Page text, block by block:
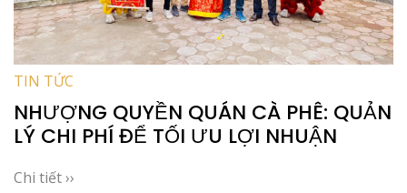
TIN TỨC
NHƯỢNG QUYỀN QUÁN CÀ PHÊ: QUẢN
LÝ CHI PHÍ ĐỂ TỐI ƯU LỢI NHUẬN
Chi tiết ››